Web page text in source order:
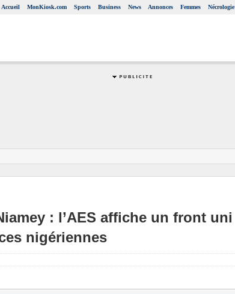
Accueil MonKiosk.com Sports Business News Annonces Femmes Nécrologie
: l’AES affiche un front uni
nigériennes